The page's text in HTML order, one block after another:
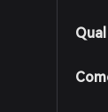
ver